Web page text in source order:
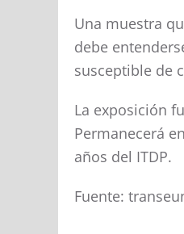
Una muestra
debe
susceptible de
La exposición
Permanecerá
años del ITDP.
Fuente: